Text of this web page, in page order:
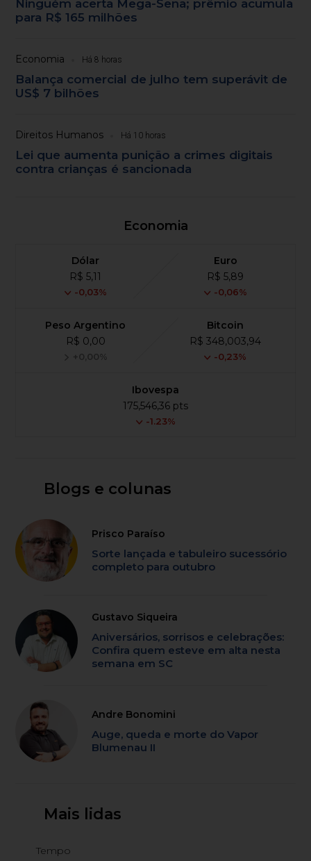
Ninguém acerta Mega-Sena; prêmio acumula
para R$ 165 milhões
Economia Há 8 horas
Balança comercial de julho tem superávit de
US$ 7 bilhões
Direitos Humanos Há 10 horas
Lei que aumenta punição a crimes digitais
contra crianças é sancionada
Economia
Dólar
R$ 5,11
-0,03%
Euro
R$ 5,89
-0,06%
Peso Argentino
R$ 0,00
+0,00%
Bitcoin
R$ 348,003,94
-0,23%
Ibovespa
175,546,36 pts
-1.23%
Blogs e colunas
Prisco Paraíso
Sorte lançada e tabuleiro sucessório
completo para outubro
Gustavo Siqueira
Aniversários, sorrisos e celebrações:
Confira quem esteve em alta nesta
semana em SC
Andre Bonomini
Auge, queda e morte do Vapor
Blumenau II
Mais lidas
Tempo